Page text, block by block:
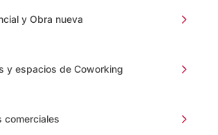
y Obra nueva
y espacios de Coworking
comerciales